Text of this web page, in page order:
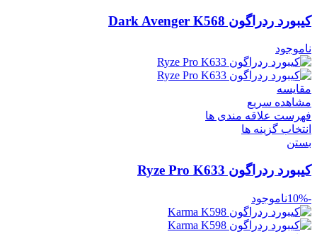
کیبورد ردراگون Dark Avenger K568
ناموجود
مقایسه
مشاهده سریع
فهرست علاقه مندی ها
انتخاب گزینه ها
بستن
کیبورد ردراگون Ryze Pro K633
-10% ناموجود